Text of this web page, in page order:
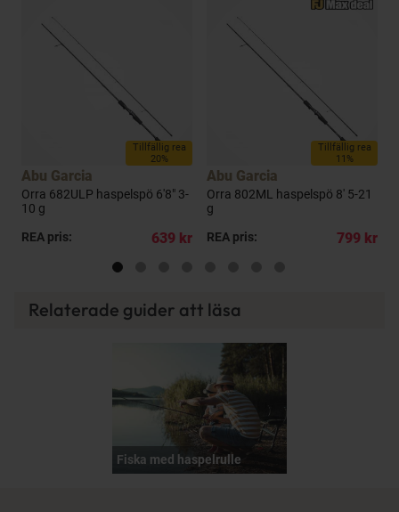
Tillfällig rea
20%
Abu Garcia
Orra 682ULP haspelspö 6'8" 3-
10 g
REA pris:
639 kr
Tillfällig rea
11%
Abu Garcia
Orra 802ML haspelspö 8' 5-21
g
REA pris:
799 kr
Relaterade guider att läsa
Fiska med haspelrulle